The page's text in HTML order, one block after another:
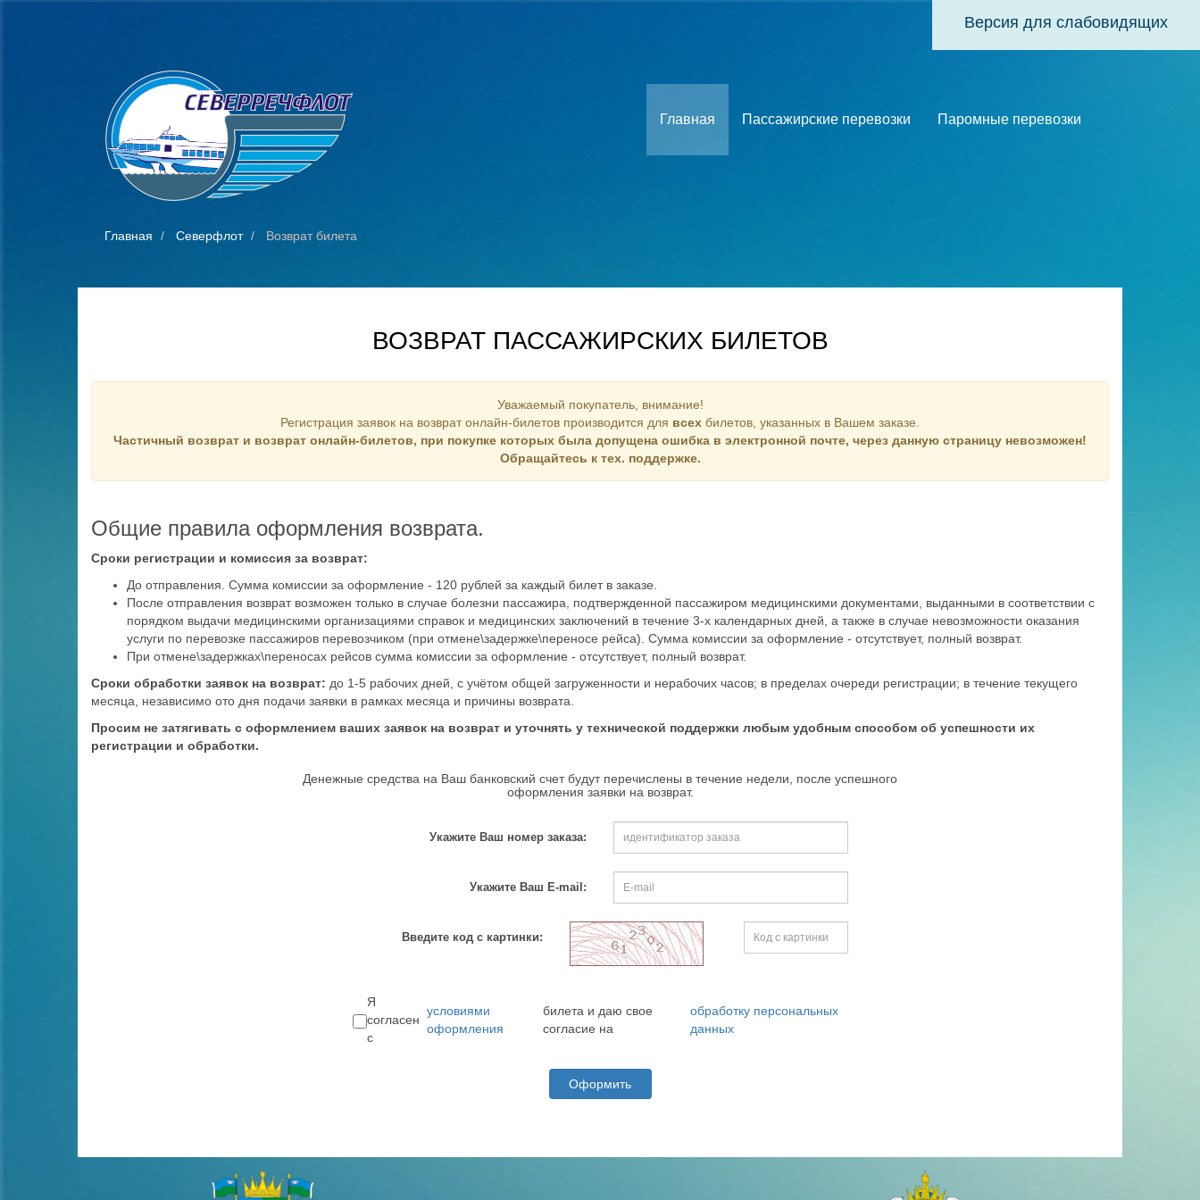
Версия для слабовидящих
Главная Пассажирские перевозки Паромные перевозки
Главная Северфлот Возврат билета
ВОЗВРАТ ПАССАЖИРСКИХ БИЛЕТОВ
Уважаемый покупатель, внимание!
Регистрация заявок на возврат онлайн-билетов производится для всех билетов, указанных в Вашем заказе.
Частичный возврат и возврат онлайн-билетов, при покупке которых была допущена ошибка в электронной почте, через данную страницу невозможен!
Обращайтесь к тех. поддержке.
Общие правила оформления возврата.
Сроки регистрации и комиссия за возврат:
До отправления. Сумма комиссии за оформление - 120 рублей за каждый билет в заказе.
После отправления возврат возможен только в случае болезни пассажира, подтвержденной пассажиром медицинскими документами, выданными в соответствии с
порядком выдачи медицинскими организациями справок и медицинских заключений в течение 3-х календарных дней, а также в случае невозможности оказания
услуги по перевозке пассажиров перевозчиком (при отмене\задержке\переносе рейса). Сумма комиссии за оформление - отсутствует, полный возврат.
При отмене\задержках\переносах рейсов сумма комиссии за оформление - отсутствует, полный возврат.
Сроки обработки заявок на возврат: до 1-5 рабочих дней, с учётом общей загруженности и нерабочих часов; в пределах очереди регистрации; в течение текущего
месяца, независимо ото дня подачи заявки в рамках месяца и причины возврата.
Просим не затягивать с оформлением ваших заявок на возврат и уточнять у технической поддержки любым удобным способом об успешности их
регистрации и обработки.
Денежные средства на Ваш банковский счет будут перечислены в течение недели, после успешного
оформления заявки на возврат.
Укажите Ваш номер заказа:
Укажите Ваш E-mail:
Введите код с картинки:
Я
согласен
с
условиями
оформления
билета и даю свое
согласие на
обработку персональных
данных
Оформить